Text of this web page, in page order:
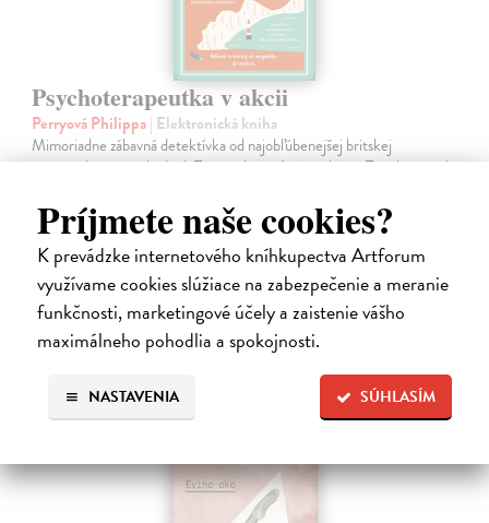
Príjmete naše cookies?
K prevádzke internetového kníhkupectva Artforum
využívame cookies slúžiace na zabezpečenie a meranie
funkčnosti, marketingové účely a zaistenie vášho
maximálneho pohodlia a spokojnosti.
SÚHLASÍM
NASTAVENIA
Psychoterapeutka v akcii
Perryová Philippa| Elektronická kniha
Mimoriadne zábavná detektívka od najobľúbenejšej britskej
terapeutky a autorky kníh Toto mali čítať naši rodičia a Toto by si mali
nájde…
Na stiahnutie akoEPUB,MOBIaPDF
16,95 €